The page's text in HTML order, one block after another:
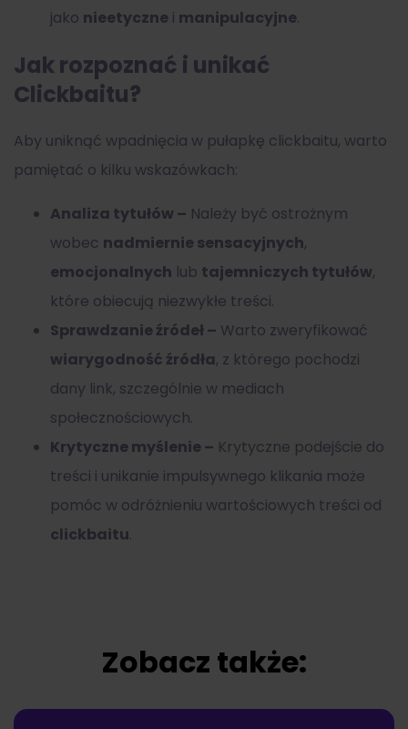
jako nieetyczne i manipulacyjne.
Jak rozpoznać i unikać
Clickbaitu?
Aby uniknąć wpadnięcia w pułapkę clickbaitu, warto
pamiętać o kilku wskazówkach:
Analiza tytułów – Należy być ostrożnym
wobec nadmiernie sensacyjnych,
emocjonalnych lub tajemniczych tytułów,
które obiecują niezwykłe treści.
Sprawdzanie źródeł – Warto zweryfikować
wiarygodność źródła, z którego pochodzi
dany link, szczególnie w mediach
społecznościowych.
Krytyczne myślenie – Krytyczne podejście do
treści i unikanie impulsywnego klikania może
pomóc w odróżnieniu wartościowych treści od
clickbaitu.
Zobacz także: